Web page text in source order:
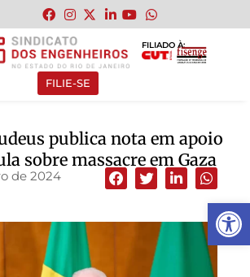
Abrir
FILIADO À:
FILIE-SE
publica nota em apoio
sobre massacre em Gaza
de 2024